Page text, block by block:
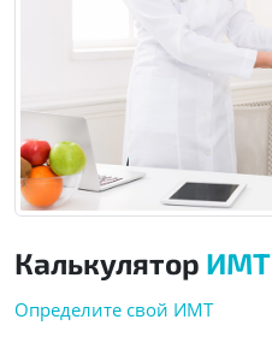
Калькулятор ИМТ
Определите свой ИМТ